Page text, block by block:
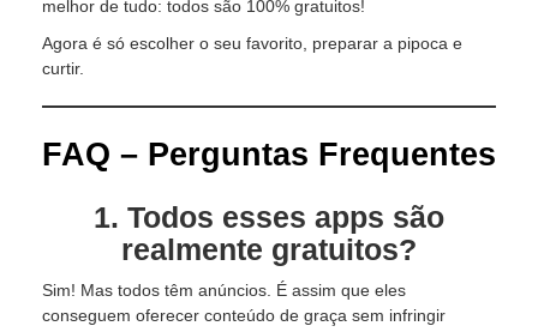
melhor de tudo: todos são 100% gratuitos!
Agora é só escolher o seu favorito, preparar a pipoca e
curtir.
FAQ – Perguntas Frequentes
1. Todos esses apps são
realmente gratuitos?
Sim! Mas todos têm anúncios. É assim que eles
conseguem oferecer conteúdo de graça sem infringir